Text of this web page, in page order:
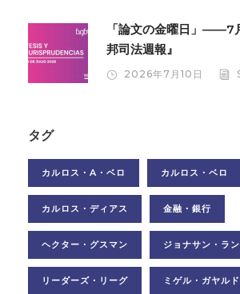
「論文の金曜日」
邦司法週報』
2026年7月10日
タグ
カルロス・A・ベロ カルロス・ベロ
カルロス・ディアス 金融・銀行
ヘクター・グスマン ジョナサン・ラ
リーダーズ・リーグ ミゲル・ガヤルド